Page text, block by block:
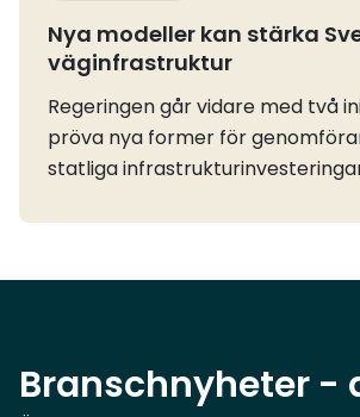
Nya modeller kan stärka
väginfrastruktur
Regeringen går vidare med två
pröva nya former för
statliga
arbetssätt som kan korta
infrastrukturprojekt genom
Branschnyheter -